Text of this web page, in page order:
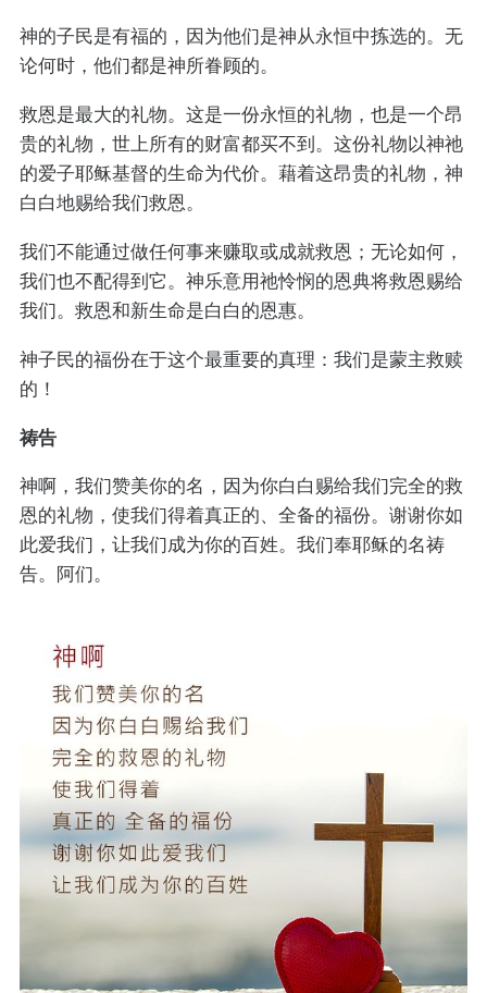
神的子民是有福的，因为他们是神从永恒中拣选的。无
论何时，他们都是神所眷顾的。
救恩是最大的礼物。这是一份永恒的礼物，也是一个昂
贵的礼物，世上所有的财富都买不到。这份礼物以神祂
的爱子耶稣基督的生命为代价。藉着这昂贵的礼物，神
白白地赐给我们救恩。
我们不能通过做任何事来赚取或成就救恩；无论如何，
我们也不配得到它。神乐意用祂怜悯的恩典将救恩赐给
我们。救恩和新生命是白白的恩惠。
神子民的福份在于这个最重要的真理：我们是蒙主救赎
的！
祷告
神啊，我们赞美你的名，因为你白白赐给我们完全的救
恩的礼物，使我们得着真正的、全备的福份。谢谢你如
此爱我们，让我们成为你的百姓。我们奉耶稣的名祷
告。阿们。